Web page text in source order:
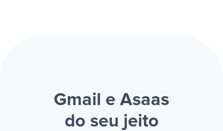
Gmail e Asaas
do seu jeito